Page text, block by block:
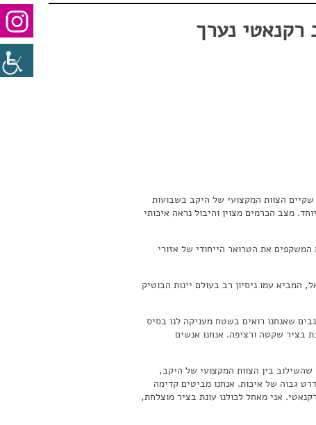
רקנאטי נערך
הגליל, בציר 2026. לאחר סיור בכרמים, שקיים הצוות המקצועי של היקב בשבועות
מצב הכרמים מצוין והיבול נראה איכותי
יינות המשקפים את הטרואר הייחודי של אזורי
המביא עמו ניסיון רב בעולם יינות הבוטיק
שאנחנו רואים בשטח מעניקה לנו בסיס
בציר שקטה ורציפה. אנחנו אנשים
חדשה. אני מאמין שהשילוב בין הצוות המקצועי של היקב,
גבוה של איכות. אנחנו מביטים קדימה
אני מאחל לכולנו עונת בציר מוצלחת,